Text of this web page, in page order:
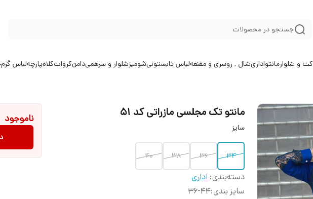
جستجو در محصولات
کت و شلوارمانتواداریشال , روسری و مقنعهلباس تابستونیشومیزشلوار و سرهمیدامنکرواتکلاهپارچهلباس گرم
مانتو تک مجلسی مازراتی کد ۵۱
سایز
۳۴ ۳۶ ۳۸ ۴۰
دسته‌بندی:اداری
سایز بندی:۳۶-۴۴
ناموجود